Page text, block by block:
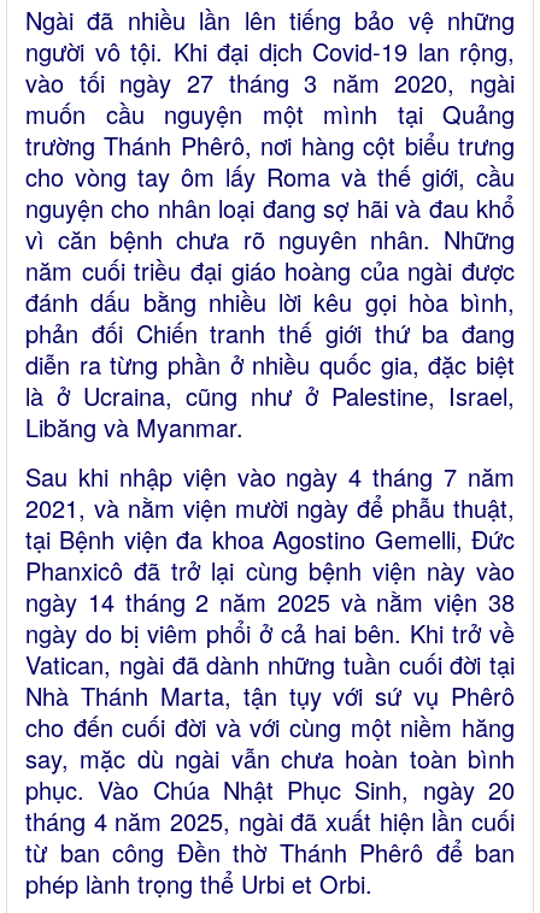
Ngài đã nhiều lần lên tiếng bảo vệ những
người vô tội. Khi đại dịch Covid-19 lan rộng,
vào tối ngày 27 tháng 3 năm 2020, ngài
muốn cầu nguyện một mình tại Quảng
trường Thánh Phêrô, nơi hàng cột biểu trưng
cho vòng tay ôm lấy Roma và thế giới, cầu
nguyện cho nhân loại đang sợ hãi và đau khổ
vì căn bệnh chưa rõ nguyên nhân. Những
năm cuối triều đại giáo hoàng của ngài được
đánh dấu bằng nhiều lời kêu gọi hòa bình,
phản đối Chiến tranh thế giới thứ ba đang
diễn ra từng phần ở nhiều quốc gia, đặc biệt
là ở Ucraina, cũng như ở Palestine, Israel,
Libăng và Myanmar.
Sau khi nhập viện vào ngày 4 tháng 7 năm
2021, và nằm viện mười ngày để phẫu thuật,
tại Bệnh viện đa khoa Agostino Gemelli, Đức
Phanxicô đã trở lại cùng bệnh viện này vào
ngày 14 tháng 2 năm 2025 và nằm viện 38
ngày do bị viêm phổi ở cả hai bên. Khi trở về
Vatican, ngài đã dành những tuần cuối đời tại
Nhà Thánh Marta, tận tụy với sứ vụ Phêrô
cho đến cuối đời và với cùng một niềm hăng
say, mặc dù ngài vẫn chưa hoàn toàn bình
phục. Vào Chúa Nhật Phục Sinh, ngày 20
tháng 4 năm 2025, ngài đã xuất hiện lần cuối
từ ban công Đền thờ Thánh Phêrô để ban
phép lành trọng thể Urbi et Orbi.